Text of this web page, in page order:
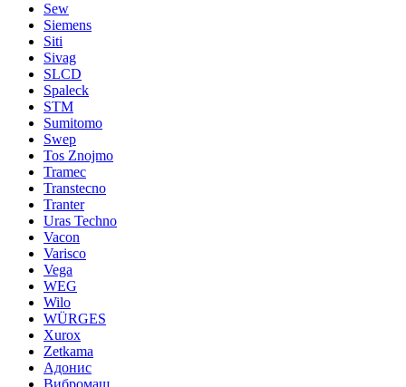
Sew
Siemens
Siti
Sivag
SLCD
Spaleck
STM
Sumitomo
Swep
Tos Znojmo
Tramec
Transtecno
Tranter
Uras Techno
Vacon
Varisco
Vega
WEG
Wilo
WÜRGES
Xurox
Zetkama
Адонис
Вибромаш